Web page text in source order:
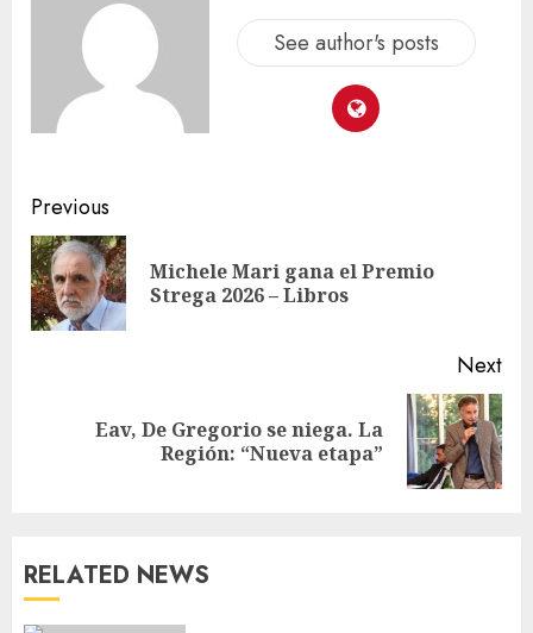
See author's posts
Previous
Michele Mari gana el Premio
Strega 2026 – Libros
Next
Eav, De Gregorio se niega. La
Región: “Nueva etapa”
RELATED NEWS